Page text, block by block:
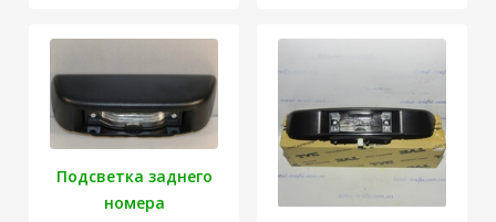
Подсветка заднего
номера